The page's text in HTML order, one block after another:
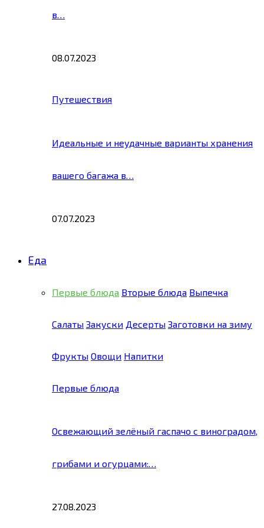
в…
08.07.2023
Путешествия
Идеальные и неудачные варианты хранения
вашего багажа в…
07.07.2023
Еда
Первые блюда Вторые блюда Выпечка
Салаты Закуски Десерты Заготовки на зиму
Фрукты Овощи Напитки
Первые блюда
Освежающий зелёный гаспачо с виноградом,
грибами и огурцами:…
27.08.2023